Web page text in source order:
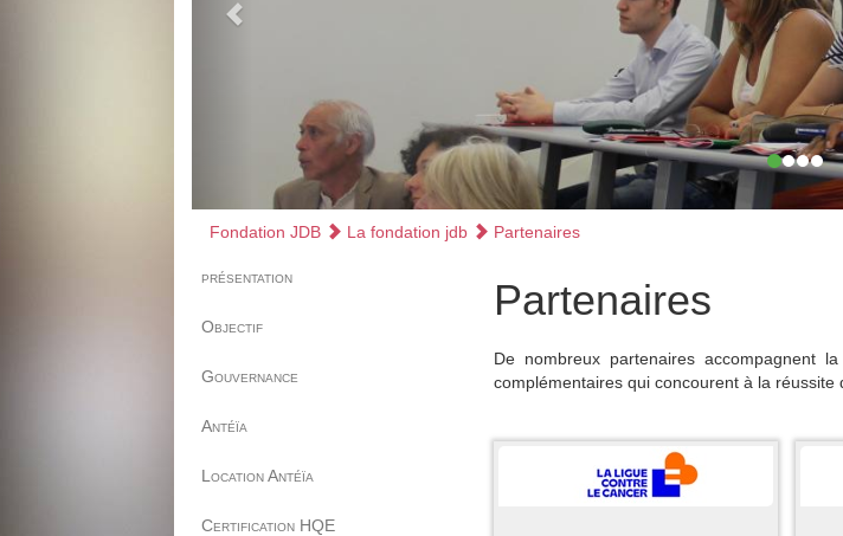
Fondation JDB La fondation jdb Partenaires
présentation
Objectif
Gouvernance
Antéïa
Location Antéïa
Certification HQE
Partenaires
De nombreux partenaires accompagnent
complémentaires qui concourent à la réussite